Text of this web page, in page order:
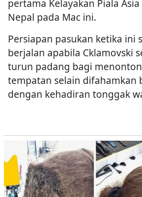
pertama Kelayakan Piala
Nepal pada Mac ini.
Persiapan pasukan ketika ini
berjalan apabila Cklamovski
turun padang bagi
tempatan selain difahamkan
dengan kehadiran tonggak